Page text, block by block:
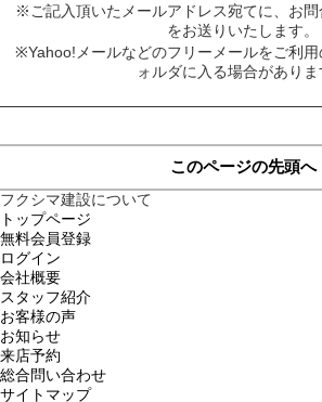
※ご記入頂いたメールアドレス宛てに、お
をお送りいたします。
※Yahoo!メールなどのフリーメールをご利
ォルダに入る場合がありま
このページの先頭へ
フクシマ建設について
トップページ
無料会員登録
ログイン
会社概要
スタッフ紹介
お客様の声
お知らせ
来店予約
総合問い合わせ
サイトマップ